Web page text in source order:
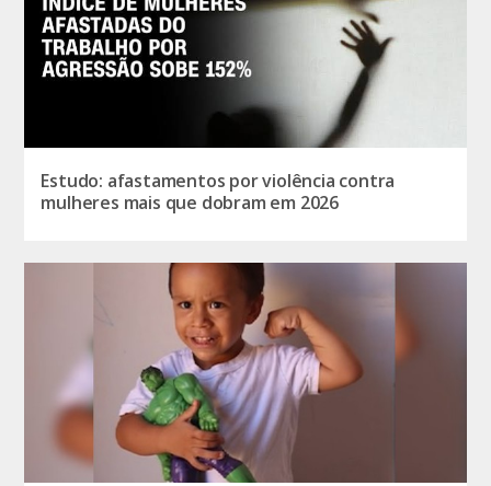
Estudo: afastamentos por violência contra
mulheres mais que dobram em 2026